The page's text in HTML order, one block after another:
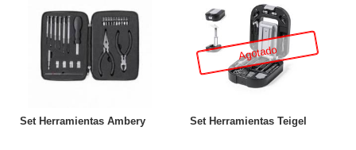
Set Herramientas Ambery
Agotado
Set Herramientas Teigel